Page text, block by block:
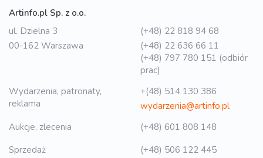
Artinfo.pl Sp. z o.o.
ul. Dzielna 3
00-162 Warszawa
(+48) 22 818 94 68
(+48) 22 636 66 11
(+48) 797 780 151 (odbiór
prac)
Wydarzenia, patronaty,
reklama
+(48) 514 130 386
wydarzenia@artinfo.pl
Aukcje, zlecenia
(+48) 601 808 148
Sprzedaż
(+48) 506 122 445